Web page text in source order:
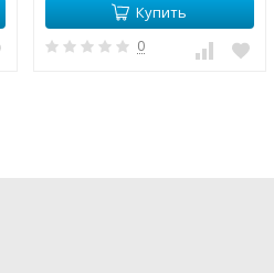
Купить
0